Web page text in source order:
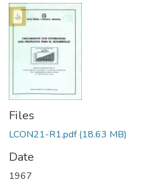
Files
LCON21-R1.pdf(18.63 MB)
Date
1967